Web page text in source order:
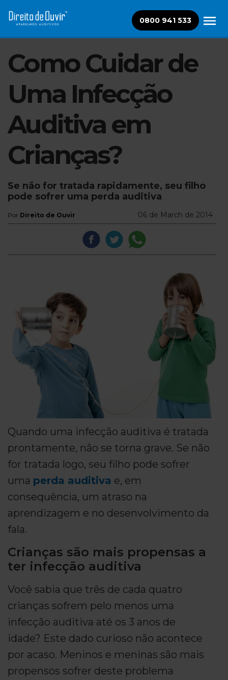
0800 941 533
Como Cuidar de
Uma Infecção
Auditiva em
Crianças?
Se não for tratada rapidamente, seu filho
pode sofrer uma perda auditiva
Por Direito de Ouvir 06 de March de 2014
Quando uma infecção auditiva é tratada
prontamente, não se torna grave. Se não
for tratada logo, seu filho pode sofrer
uma perda auditiva e, em
consequência, um atraso na
aprendizagem e no desenvolvimento da
fala.
Crianças são mais propensas a
ter infecção auditiva
Você sabia que três de cada quatro
crianças sofrem pelo menos uma
infecção auditiva até os 3 anos de
idade? Este dado curioso não acontece
por acaso. Meninos e meninas são mais
propensos sofrer deste problema